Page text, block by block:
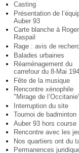
Casting
Présentation de
Auber 93
Carte blanche à Roger
Raspail
Rage : avis de
Balades urbaines
Réaménagement du
carrefour du 8-Mai
Fête de la musique
Rencontre xénophile
"Mirage de
Interruption du site
Tournoi de badminton
Auber 93 hors course
Rencontre avec les
Nos quartiers ont du
Permanences